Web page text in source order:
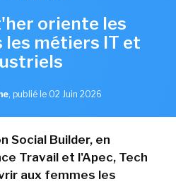
oriente les
les métiers IT et
, publié le 02 Juin 2026
Social Builder, en
Travail et l'Apec, Tech
aux femmes les